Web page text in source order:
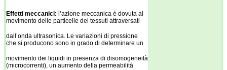
Effetti meccanici: l’azione meccanica è dovuta al
movimento delle particelle dei tessuti attraversati
dall’onda ultrasonica. Le variazioni di pressione
che si producono sono in grado di determinare un
movimento dei liquidi in presenza di disomogeneità
(microcorrenti), un aumento della permeabilità